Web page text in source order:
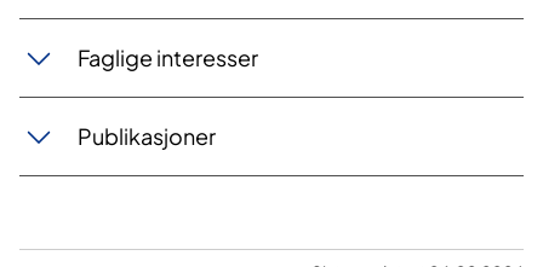
Faglige interesser
Publikasjoner